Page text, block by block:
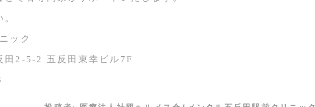
ック
田2-5-2 五反田東幸ビル7F